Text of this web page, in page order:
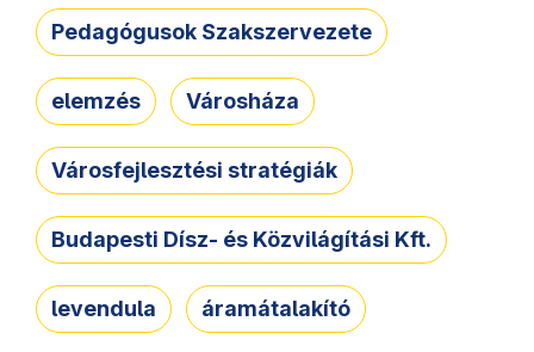
Pedagógusok Szakszervezete
elemzés Városháza
Városfejlesztési stratégiák
Budapesti Dísz- és Közvilágítási Kft.
levendula áramátalakító